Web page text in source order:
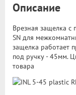
Описание
Врезная защелка с
SN для
защелка работает
под ручку - 45мм.
товара